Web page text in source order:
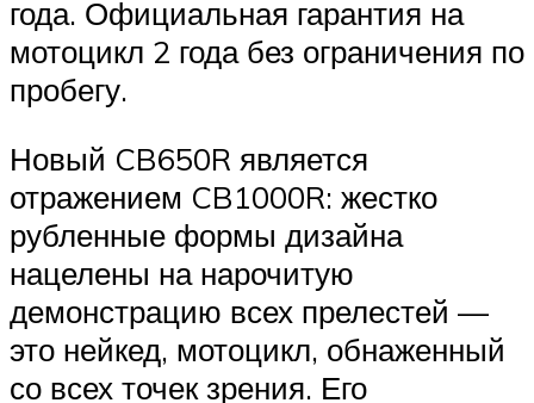
года. Официальная гарантия на
мотоцикл 2 года без ограничения по
пробегу.
Новый CB650R является
отражением CB1000R: жестко
рубленные формы дизайна
нацелены на нарочитую
демонстрацию всех прелестей —
это нейкед, мотоцикл, обнаженный
со всех точек зрения. Его